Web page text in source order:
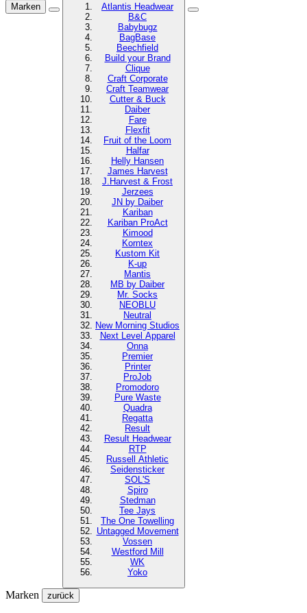
Marken
Atlantis Headwear
B&C
Babybugz
BagBase
Beechfield
Build your Brand
Clique
Craft Corporate
Craft Teamwear
Cutter & Buck
Daiber
Fare
Flexfit
Fruit of the Loom
Halfar
Helly Hansen
James Harvest
J.Harvest & Frost
Jerzees
JN by Daiber
Kariban
Kariban ProAct
Kimood
Korntex
Kustom Kit
K-up
Mantis
MB by Daiber
Mr. Socks
NEOBLU
Neutral
New Morning Studios
Next Level Apparel
Onna
Premier
Printer
ProJob
Promodoro
Pure Waste
Quadra
Regatta
Result
Result Headwear
RTP
Russell Athletic
Seidensticker
SOL'S
Spiro
Stedman
Tee Jays
The One Towelling
Untagged Movement
Vossen
Westford Mill
WK
Yoko
Marken zurück